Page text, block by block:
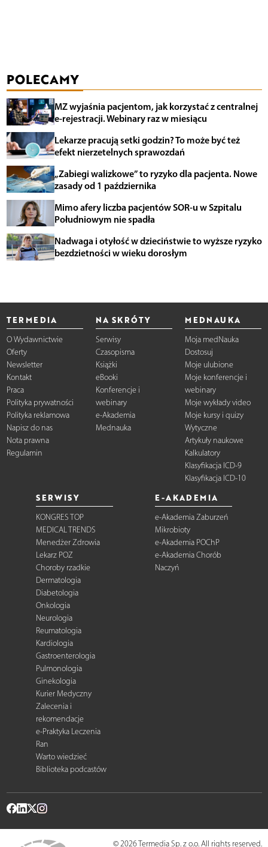
POLECAMY
MZ wyjaśnia pacjentom, jak korzystać z centralnej
e-rejestracji. Webinary raz w miesiącu
Lekarze pracują setki godzin? To może być też
efekt nierzetelnych sprawozdań
„Zabiegi walizkowe” to ryzyko dla pacjenta. Nowe
zasady od 1 października
Mimo afery liczba pacjentów SOR-u w Szpitalu
Południowym nie spadła
Nadwaga i otyłość w dzieciństwie to wyższe ryzyko
bezdzietności w wieku dorosłym
TERMEDIA
O Wydawnictwie
Oferty
Newsletter
Kontakt
Praca
Polityka prywatności
Polityka reklamowa
Napisz do nas
Nota prawna
Regulamin
NA SKRÓTY
Serwisy
Czasopisma
Książki
eBooki
Konferencje i
webinary
e-Akademia
Mednauka
MEDNAUKA
Moja medNauka
Dostosuj
Moje ulubione
Moje konferencje i
webinary
Moje wykłady video
Moje kursy i quizy
Wytyczne
Artykuły naukowe
Kalkulatory
Klasyfikacja ICD-9
Klasyfikacja ICD-10
SERWISY
KONGRES TOP
MEDICAL TRENDS
Menedżer Zdrowia
Lekarz POZ
Choroby rzadkie
Dermatologia
Diabetologia
Onkologia
Neurologia
Reumatologia
Kardiologia
Gastroenterologia
Pulmonologia
Ginekologia
Kurier Medyczny
Zalecenia i
rekomendacje
e-Praktyka Leczenia
Ran
Warto wiedzieć
Biblioteka podcastów
E-AKADEMIA
e-Akademia Zaburzeń
Mikrobioty
e-Akademia POChP
e-Akademia Chorób
Naczyń
© 2026 Termedia Sp. z o.o. All rights reserved.